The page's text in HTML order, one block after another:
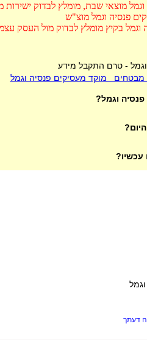
מוצאי שבת, מומלץ לבדוק ישירות
פנסיה וגמל מוצ"ש
בקיץ מומלץ לבדוק מול העסק
- טרם התקבל מידע
מבטחים מוקד מעסיקים פנסיה וגמל
וגמל?
דעתך